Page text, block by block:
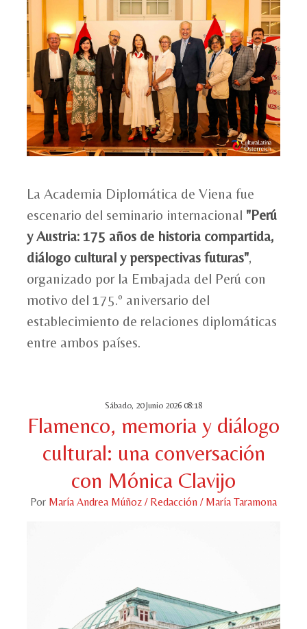
La Academia Diplomática de Viena fue
escenario del seminario internacional "Perú
y Austria: 175 años de historia compartida,
diálogo cultural y perspectivas futuras",
organizado por la Embajada del Perú con
motivo del 175.º aniversario del
establecimiento de relaciones diplomáticas
entre ambos países.
Sábado, 20 Junio 2026 08:18
Flamenco, memoria y diálogo
cultural: una conversación
con Mónica Clavijo
Por María Andrea Múñoz / Redacción / María Taramona